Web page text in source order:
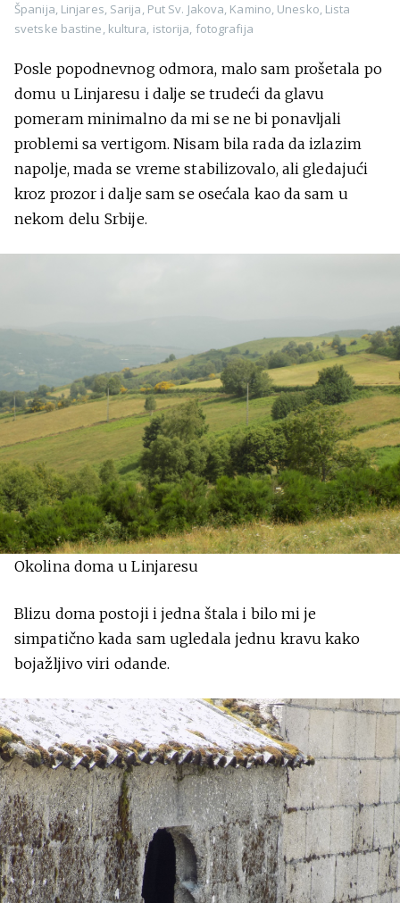
Španija, Linjares, Sarija, Put Sv. Jakova, Kamino, Unesko, Lista
svetske bastine, kultura, istorija, fotografija
Posle popodnevnog odmora, malo sam prošetala po
domu u Linjaresu i dalje se trudeći da glavu
pomeram minimalno da mi se ne bi ponavljali
problemi sa vertigom. Nisam bila rada da izlazim
napolje, mada se vreme stabilizovalo, ali gledajući
kroz prozor i dalje sam se osećala kao da sam u
nekom delu Srbije.
Okolina doma u Linjaresu
Blizu doma postoji i jedna štala i bilo mi je
simpatično kada sam ugledala jednu kravu kako
bojažljivo viri odande.